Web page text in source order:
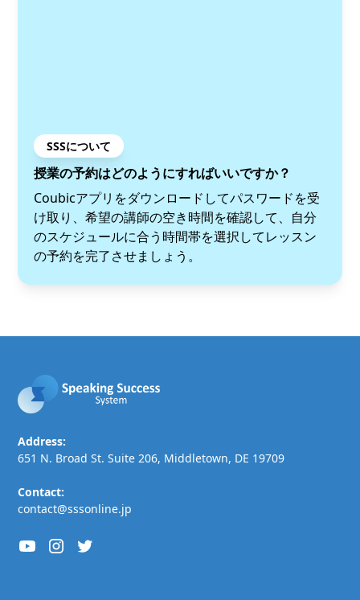
SSSについて
授業の予約はどのようにすればいいですか？
Coubicアプリをダウンロードしてパスワードを受
け取り、希望の講師の空き時間を確認して、自分
のスケジュールに合う時間帯を選択してレッスン
の予約を完了させましょう。
Address:
651 N. Broad St. Suite 206, Middletown, DE 19709
Contact:
contact@sssonline.jp